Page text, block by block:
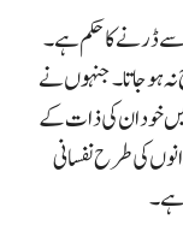
سے ڈرنے کا حکم ہے۔
ہو جاتا۔ جنہوں نے
خود ان کی ذات کے
کی طرح نفسانی